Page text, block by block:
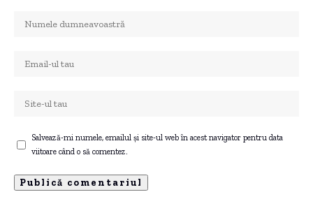
Salvează-mi numele, emailul și site-ul web în acest navigator pentru data
viitoare când o să comentez.